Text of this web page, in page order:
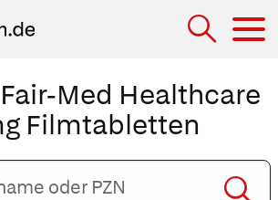
Med Healthcare
Filmtabletten